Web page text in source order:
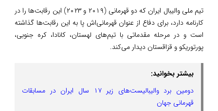
تیم ملی والیبال ایران که دو قهرمانی (۲۰۱۹ و ۲۰۲۳) این رقابت‌ها را در
کارنامه دارد، برای دفاع از عنوان قهرمانی‌اش پا به این رقابت‌ها گذاشته
است و در مرحله مقدماتی با تیم‌های لهستان، کانادا، کره‌ جنوبی،
پورتوریکو و قزاقستان دیدار می‌کند.
بیشتر بخوانید:
دومین برد والیبالیست‌های زیر ۱۷ سال ایران در مسابقات
قهرمانی جهان